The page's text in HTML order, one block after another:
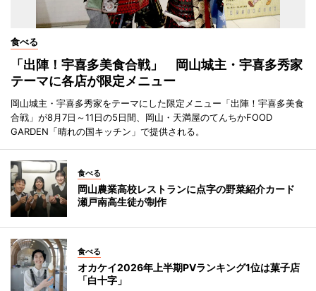
食べる
「出陣！宇喜多美食合戦」 岡山城主・宇喜多秀家
テーマに各店が限定メニュー
岡山城主・宇喜多秀家をテーマにした限定メニュー「出陣！宇喜多美食
合戦」が8月7日～11日の5日間、岡山・天満屋のてんちかFOOD
GARDEN「晴れの国キッチン」で提供される。
食べる
岡山農業高校レストランに点字の野菜紹介カード
瀬戸南高生徒が制作
食べる
オカケイ2026年上半期PVランキング1位は菓子店
「白十字」